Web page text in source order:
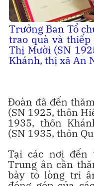
Trưởng Ban Tổ
trao quà và thiếp
Thị Mười (SN
Khánh, thị xã An
Đoàn đã đến
(SN 1925, thôn
1935, thôn
(SN 1935, thôn
Tại các nơi đến
Trung ân cần
bày tỏ lòng tri